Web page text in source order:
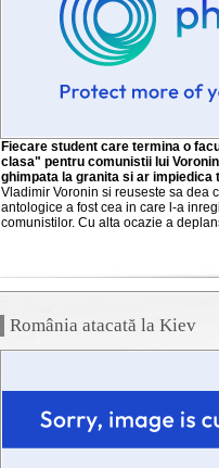
Fiecare student care termina o
clasa" pentru comunistii lui
ghimpata la granita si ar impiedica
Vladimir Voronin si reuseste sa dea
antologice a fost cea in care l-a
comunistilor. Cu alta ocazie a
România atacată la Kiev